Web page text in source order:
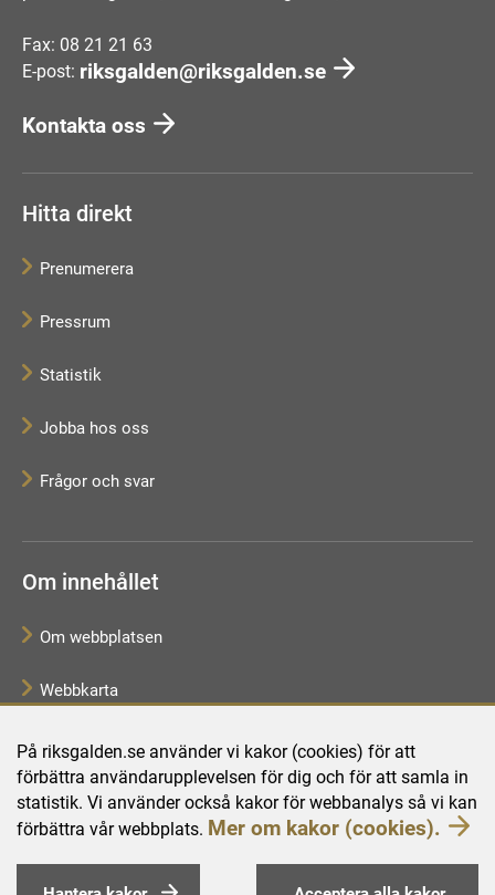
På riksgalden.se använder vi kakor (cookies) för att
förbättra användarupplevelsen för dig och för att samla in
statistik. Vi använder också kakor för webbanalys så vi kan
förbättra vår webbplats. Mer om kakor (cookies).
Fax: 08 21 21 63
E-post: riksgalden@riksgalden.se
Kontakta oss
Hitta direkt
Prenumerera
Pressrum
Statistik
Jobba hos oss
Frågor och svar
Om innehållet
Om webbplatsen
Webbkarta
Tillgänglighetsredogörelse
Behandling av personuppgifter